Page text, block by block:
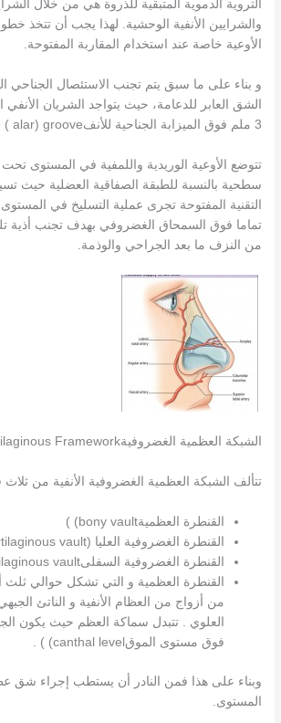
التروية الدموية المتبقية للذروة هي من خلال
والشرايين الأنفية الوحشية. لهذا يجب أن تتخذ
الأوعية خاصة عند استخدام المقاربة المفتوحة.
و بناء على ما سبق يتم تجنب الاستئصال الجناحي
3 ملم فوق الميزابة الجناحية للأنفalar) groove ) .
تتوضع الأوعية الوريدية واللمفية في المستوى
سطحية بالنسبة للطبقة الصفاقية العضلية حيث
التقنية المفتوحة تجرى عملية التسليخ في
تماما فوق السمحاق الغضروفي بهدف تجنب أذية
من النزف ما بعد الجراحي والوذمة.
الشبكة العظمية الغضروفيةOsseocartilaginous Framework :
تتألف الشبكة العظمية الغضروفية الأنفية من
القنطرة العظميةbony vault) )
القنطرة الغضروفية العليا (upper cartilaginous vault)
القنطرة الغضروفية السفلىlower cartilaginous vault) )
القنطرة العظمية و التي تشكل حوالي ثلث
من أزواج من العظام الأنفية و الناتئ
العلوي . تتبدل سماكة العظم حيث يكون
فوق مستوى الموقcanthal level) ) .
وبناء على هذا فمن النادر أن يستطب إجراء شق
المستوى.